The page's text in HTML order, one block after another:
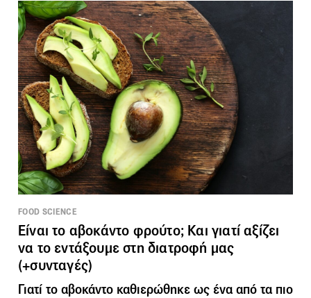
FOOD SCIENCE
Είναι το αβοκάντο φρούτο; Και γιατί αξίζει
να το εντάξουμε στη διατροφή μας
(+συνταγές)
Γιατί το αβοκάντο καθιερώθηκε ως ένα από τα πιο